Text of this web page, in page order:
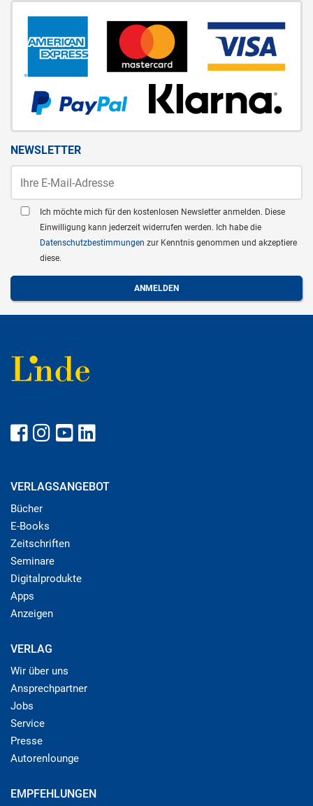
NEWSLETTER
Ich möchte mich für den kostenlosen Newsletter anmelden. Diese
Einwilligung kann jederzeit widerrufen werden. Ich habe die
Datenschutzbestimmungen zur Kenntnis genommen und akzeptiere
diese.
VERLAGSANGEBOT
Bücher
E-Books
Zeitschriften
Seminare
Digitalprodukte
Apps
Anzeigen
VERLAG
Wir über uns
Ansprechpartner
Jobs
Service
Presse
Autorenlounge
EMPFEHLUNGEN